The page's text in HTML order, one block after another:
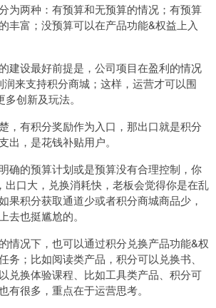
为两种：有预算和无预算的情况；有预算
丰富；没预算可以在产品功能&权益上入
建设最好前提是，公司项目在盈利的情况
来支持积分商城；这样，运营才可以围
创新及玩法。
，有积分奖励作为入口，那出口就是积分
出，是花钱补贴用户。
确的预算计划或是预算没有合理控制，你
出口大，兑换消耗快，老板会觉得你是在乱
果积分获取通道少或者积分商城商品少，
去也挺尴尬的。
情况下，也可以通过积分兑换产品功能&权
务；比如阅读类产品，积分可以兑换书、
兑换体验课程、比如工具类产品、积分可
有很多，重点在于运营思考。